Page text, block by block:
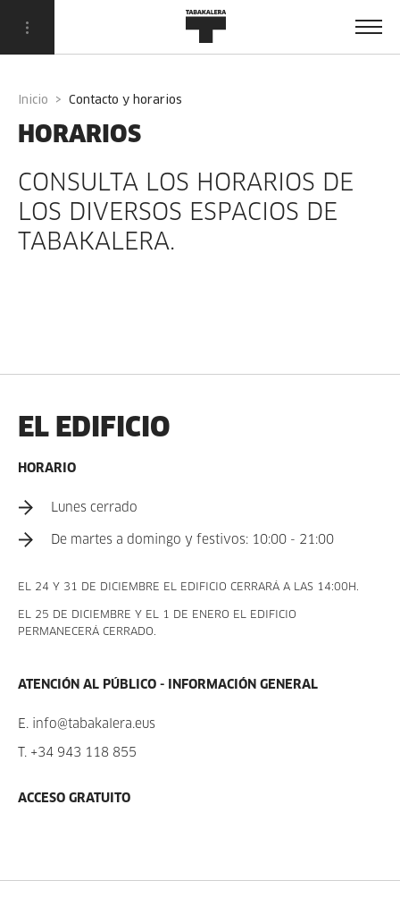
Inicio contacto y horarios
HORARIOS
CONSULTA LOS HORARIOS DE
LOS DIVERSOS ESPACIOS DE
TABAKALERA.
EL EDIFICIO
HORARIO
Lunes cerrado
De martes a domingo y festivos: 10:00 - 21:00
EL 24 Y 31 DE DICIEMBRE EL EDIFICIO CERRARÁ A LAS 14:00H.
EL 25 DE DICIEMBRE Y EL 1 DE ENERO EL EDIFICIO
PERMANECERÁ CERRADO.
ATENCIÓN AL PÚBLICO - INFORMACIÓN GENERAL
E. info@tabakalera.eus
T. +34 943 118 855
ACCESO GRATUITO